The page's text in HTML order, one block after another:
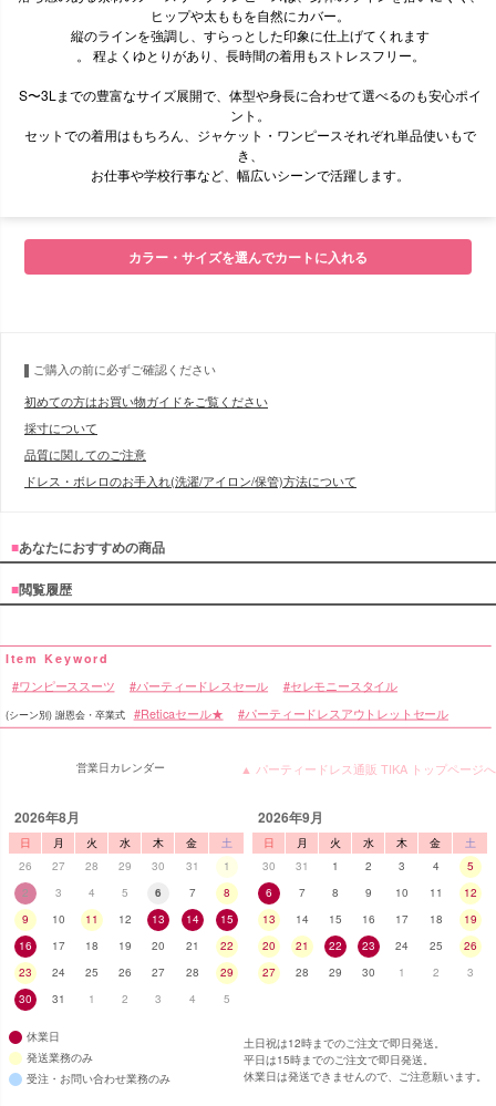
ヒップや太ももを自然にカバー。
縦のラインを強調し、すらっとした印象に仕上げてくれます
。 程よくゆとりがあり、長時間の着用もストレスフリー。
S〜3Lまでの豊富なサイズ展開で、体型や身長に合わせて選べるのも安心ポイ
ント。
セットでの着用はもちろん、ジャケット・ワンピースそれぞれ単品使いもで
き、
お仕事や学校行事など、幅広いシーンで活躍します。
■サイズ表
カラー・サイズを選んでカートに入れる
ご購入の前に必ずご確認ください
初めての方はお買い物ガイドをご覧ください
採寸について
品質に関してのご注意
ドレス・ボレロのお手入れ(洗濯/アイロン/保管)方法について
■あなたにおすすめの商品
■閲覧履歴
ワンピーススーツ パーティードレスセール セレモニースタイル
(シーン別) 謝恩会・卒業式 Reticaセール★ パーティードレスアウトレットセール
▲ パーティードレス通販 TIKA トップページへ
営業日カレンダー
2026年8月
日 月 火 水 木 金
土
26
27 28 29 30 31
1
2
3 4 5 6 7
8
9
10 11 12 13 14
15
16
17 18 19 20 21
22
23
24 25 26 27 28
29
30
31 1 2 3 4 5
2026年9月
日 月 火 水 木 金
土
30
31 1 2 3 4
5
6
7 8 9 10 11
12
13
14 15 16 17 18
19
20
21 22 23 24 25
26
27
28 29 30 1 2 3
休業日
発送業務のみ
受注・お問い合わせ業務のみ
土日祝は12時までのご注文で即日発送。
平日は15時までのご注文で即日発送。
休業日は発送できませんので、ご注意願います。